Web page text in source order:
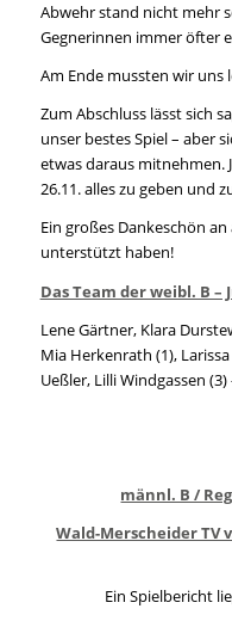
Abwehr stand nicht mehr
Gegnerinnen immer öfter
Am Ende mussten wir uns
Zum Abschluss lässt sich
unser bestes Spiel – aber
etwas daraus mitnehmen.
26.11. alles zu geben und
Ein großes Dankeschön
unterstützt haben!
Das Team der weibl. B –
Lene Gärtner, Klara
Mia Herkenrath (1),
Ueßler, Lilli Windgassen
männl. B /
Wald-Merscheider TV
Ein Spielbericht